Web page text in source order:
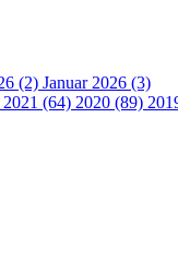
(2) Januar 2026 (3)
2021 (64) 2020 (89)